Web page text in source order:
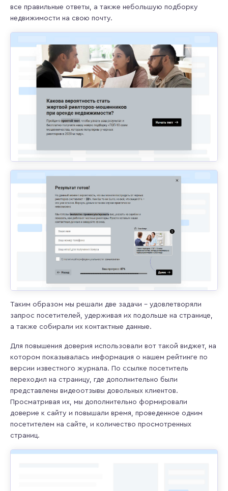
все правильные ответы, а также небольшую подборку
недвижимости на свою почту.
Таким образом мы решали две задачи – удовлетворяли
запрос посетителей, удерживая их подольше на странице,
а также собирали их контактные данные.
Для повышения доверия использовали вот такой виджет, на
котором показывалась информация о нашем рейтинге по
версии известного журнала. По ссылке посетитель
переходил на страницу, где дополнительно были
представлены видеоотзывы довольных клиентов.
Просматривая их, мы дополнительно формировали
доверие к сайту и повышали время, проведенное одним
посетителем на сайте, и количество просмотренных
страниц.